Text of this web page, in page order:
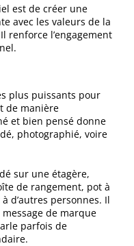
est de créer une
avec les valeurs de la
renforce l’engagement
plus puissants pour
de manière
et bien pensé donne
photographié, voire
sur une étagère,
de rangement, pot à
d’autres personnes. Il
de marque
parfois de